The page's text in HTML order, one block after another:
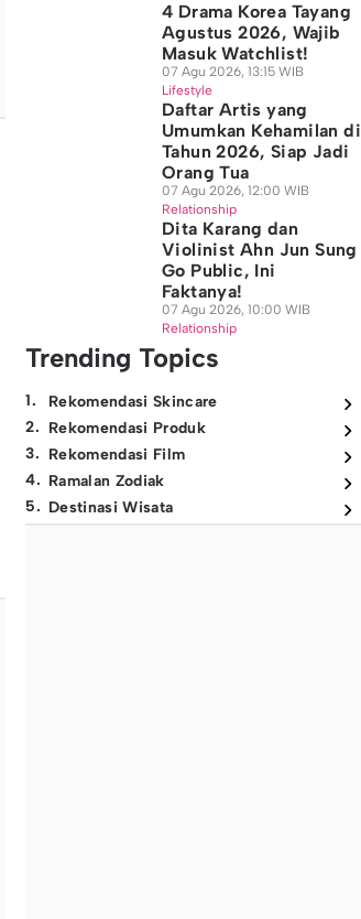
4 Drama Korea Tayang
Agustus 2026, Wajib
Masuk Watchlist!
07 Agu 2026, 13:15 WIB
Lifestyle
Daftar Artis yang
Umumkan Kehamilan di
Tahun 2026, Siap Jadi
Orang Tua
07 Agu 2026, 12:00 WIB
Relationship
Dita Karang dan
Violinist Ahn Jun Sung
Go Public, Ini
Faktanya!
07 Agu 2026, 10:00 WIB
Relationship
Trending Topics
1.
Rekomendasi Skincare
2. Rekomendasi Produk
3. Rekomendasi Film
4. Ramalan Zodiak
5. Destinasi Wisata